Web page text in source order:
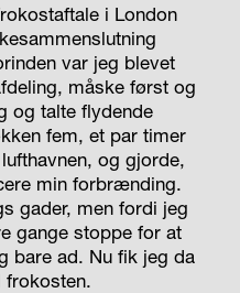
i London
var jeg blevet
måske først og
og talte flydende
fem, et par timer
og gjorde,
min forbrænding.
gader, men fordi jeg
gange stoppe for at
bare ad. Nu fik jeg da
frokosten.